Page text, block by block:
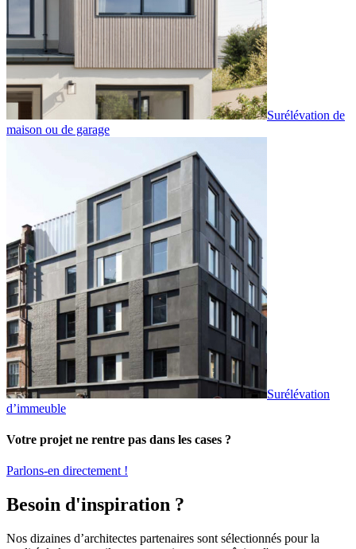
Surélévation de
maison ou de garage
Surélévation
d’immeuble
Votre projet ne rentre pas dans les cases ?
Parlons-en directement !
Besoin d'inspiration ?
Nos dizaines d’architectes partenaires sont sélectionnés pour la